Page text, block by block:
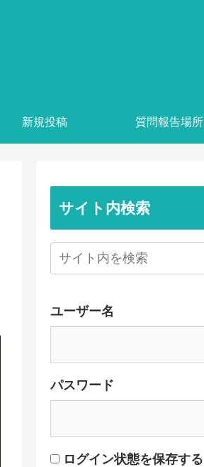
新規投稿 質問報告場所
サイト内検索
ユーザー名
パスワード
ログイン状態を保存する